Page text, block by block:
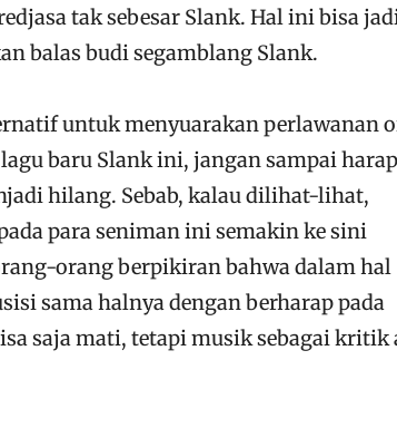
tak sebesar Slank. Hal ini bisa
balas budi segamblang Slank.
untuk menyuarakan perlawanan
baru Slank ini, jangan sampai
hilang. Sebab, kalau dilihat-lihat,
para seniman ini semakin ke sini
orang berpikiran bahwa dalam hal
sama halnya dengan berharap pada
saja mati, tetapi musik sebagai kritik